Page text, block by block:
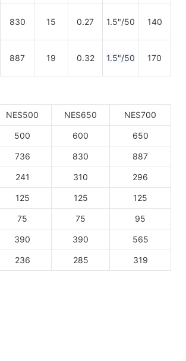
830 15 0.27 1.5"/50 140
887 19 0.32 1.5"/50 170
NES500 NES650 NES700
500 600 650
736 830 887
241 310 296
125 125 125
75 75 95
390 390 565
236 285 319